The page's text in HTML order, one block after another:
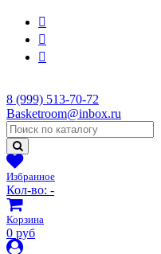
8 (999) 513-70-72
Basketroom@inbox.ru
Избранное
Кол-во: -
Корзина
0 руб